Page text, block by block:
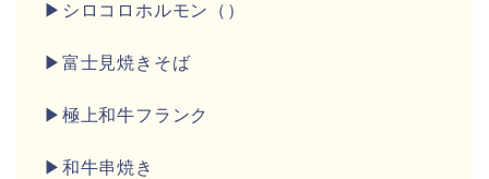
▶シロコロホルモン（）
▶富士見焼きそば
▶極上和牛フランク
▶和牛串焼き